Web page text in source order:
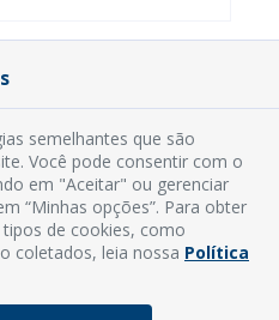
de Brito, S/N - Centro
- Guamaré - RN
3525-2032
feira, das 8h às 12h
semelhantes que são
Você pode consentir com o
em "Aceitar" ou gerenciar
“Minhas opções”. Para obter
de cookies, como
coletados, leia nossa Política